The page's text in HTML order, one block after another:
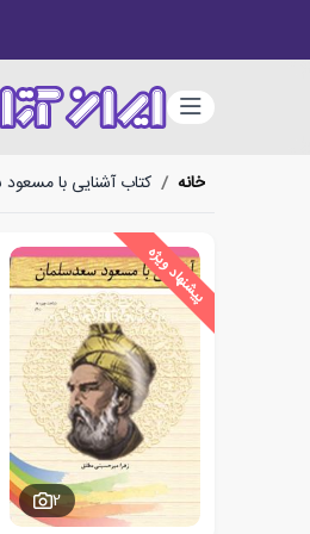
دسته‌بندی
خانه / کتاب آشنایی با
پیشنهاد ویژه
2